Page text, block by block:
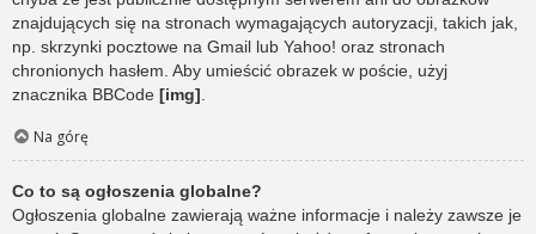
znajdujących się na stronach wymagających autoryzacji, takich jak,
np. skrzynki pocztowe na Gmail lub Yahoo! oraz stronach
chronionych hasłem. Aby umieścić obrazek w poście, użyj
znacznika BBCode [img].
Na górę
Co to są ogłoszenia globalne?
Ogłoszenia globalne zawierają ważne informacje i należy zawsze je